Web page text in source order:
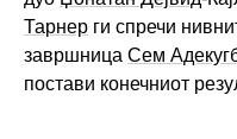
Тарнер ги спречи
завршница Сем
постави конечниот